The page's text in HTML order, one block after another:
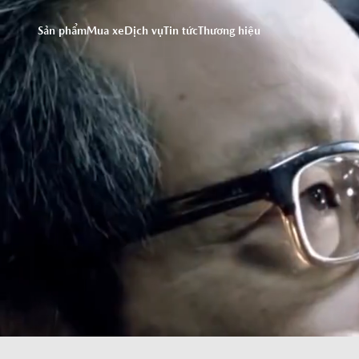
Chúng tôi sử dụng
truy cập trang web này,
vào đây để xem thông
Sản phẩmMua xeDịch vụ Tin tứcThương hiệu
DỊCH VỤ
Đặt hẹn dịch vụ
Bảo dưỡng định kỳ
Dịch vụ sửa chữa
Chăm sóc xe - phụ kiện